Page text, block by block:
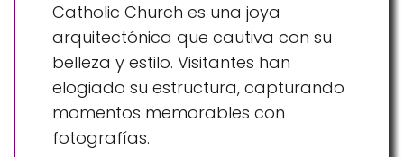
Catholic Church es una joya
arquitectónica que cautiva con su
belleza y estilo. Visitantes han
elogiado su estructura, capturando
momentos memorables con
fotografías.